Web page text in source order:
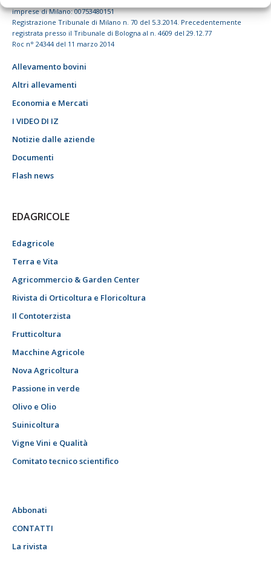
imprese di Milano: 00753480151
Registrazione Tribunale di Milano n. 70 del 5.3.2014. Precedentemente
registrata presso il Tribunale di Bologna al n. 4609 del 29.12.77
Roc n° 24344 del 11 marzo 2014
Allevamento bovini
Altri allevamenti
Economia e Mercati
I VIDEO DI IZ
Notizie dalle aziende
Documenti
Flash news
EDAGRICOLE
Edagricole
Terra e Vita
Agricommercio & Garden Center
Rivista di Orticoltura e Floricoltura
Il Contoterzista
Frutticoltura
Macchine Agricole
Nova Agricoltura
Passione in verde
Olivo e Olio
Suinicoltura
Vigne Vini e Qualità
Comitato tecnico scientifico
Abbonati
CONTATTI
La rivista